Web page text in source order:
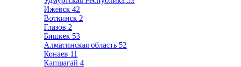
Ижевск 42
Воткинск 2
Глазов 2
Бишкек 53
Алматинская область 52
Конаев 11
Капшагай 4